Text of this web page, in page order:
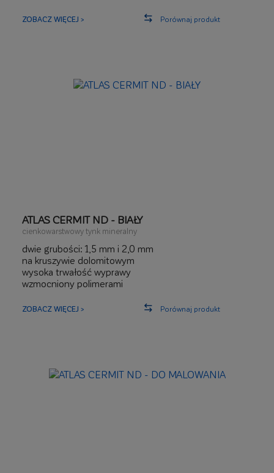
ZOBACZ WIĘCEJ > Porównaj produkt
ATLAS CERMIT ND - BIAŁY
cienkowarstwowy tynk mineralny
dwie grubości: 1,5 mm i 2,0 mm
na kruszywie dolomitowym
wysoka trwałość wyprawy
wzmocniony polimerami
równomierna faktura z wykorzystaniem wypełniaczy
ZOBACZ WIĘCEJ > Porównaj produkt